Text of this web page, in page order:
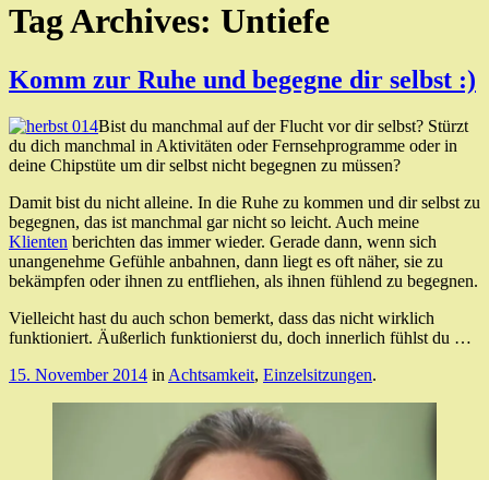
Tag Archives: Untiefe
Komm zur Ruhe und begegne dir selbst :)
Bist du manchmal auf der Flucht vor dir selbst? Stürzt
du dich manchmal in Aktivitäten oder Fernsehprogramme oder in
deine Chipstüte um dir selbst nicht begegnen zu müssen?
Damit bist du nicht alleine. In die Ruhe zu kommen und dir selbst zu
begegnen, das ist manchmal gar nicht so leicht. Auch meine
Klienten berichten das immer wieder. Gerade dann, wenn sich
unangenehme Gefühle anbahnen, dann liegt es oft näher, sie zu
bekämpfen oder ihnen zu entfliehen, als ihnen fühlend zu begegnen.
Vielleicht hast du auch schon bemerkt, dass das nicht wirklich
funktioniert. Äußerlich funktionierst du, doch innerlich fühlst du …
15. November 2014 in Achtsamkeit, Einzelsitzungen.